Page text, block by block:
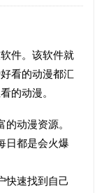
件。该软件就
看的动漫都汇
的动漫。
动漫资源。
日都是会火爆
快速找到自己